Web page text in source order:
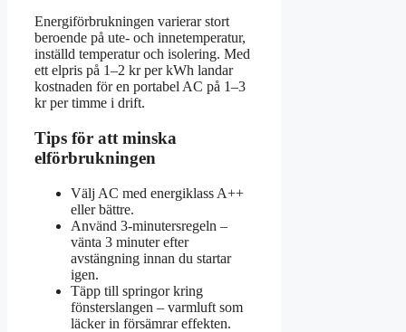
Energiförbrukningen varierar stort
beroende på ute- och innetemperatur,
inställd temperatur och isolering. Med
ett elpris på 1–2 kr per kWh landar
kostnaden för en portabel AC på 1–3
kr per timme i drift.
Tips för att minska
elförbrukningen
Välj AC med energiklass A++
eller bättre.
Använd 3‑minutersregeln –
vänta 3 minuter efter
avstängning innan du startar
igen.
Täpp till springor kring
fönsterslangen – varmluft som
läcker in försämrar effekten.